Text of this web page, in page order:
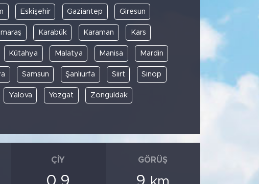
Eskişehir Gaziantep Giresun
Karabük Karaman Kars
Kütahya Malatya Manisa Mardin
Samsun Şanlıurfa Siirt Sinop
Yalova Yozgat Zonguldak
ÇIY
0.9
GÖRÜŞ
9 km